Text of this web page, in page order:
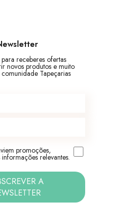
receberes ofertas
novos produtos e muito
Tapeçarias
promoções,
relevantes.
A